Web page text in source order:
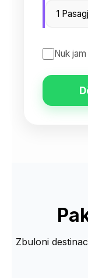
Nuk
Zbuloni